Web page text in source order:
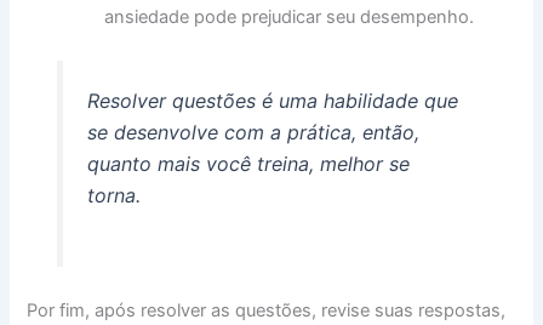
ansiedade pode prejudicar seu desempenho.
Resolver questões é uma habilidade que
se desenvolve com a prática, então,
quanto mais você treina, melhor se
torna.
Por fim, após resolver as questões, revise suas respostas,